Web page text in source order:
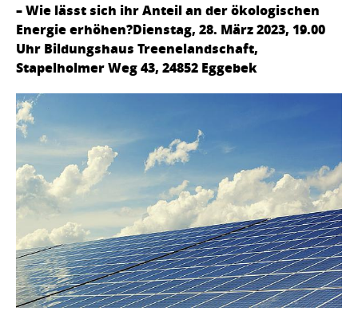
– Wie lässt sich ihr Anteil an der ökologischen
Energie erhöhen?Dienstag, 28. März 2023, 19.00
Uhr Bildungshaus Treenelandschaft,
Stapelholmer Weg 43, 24852 Eggebek